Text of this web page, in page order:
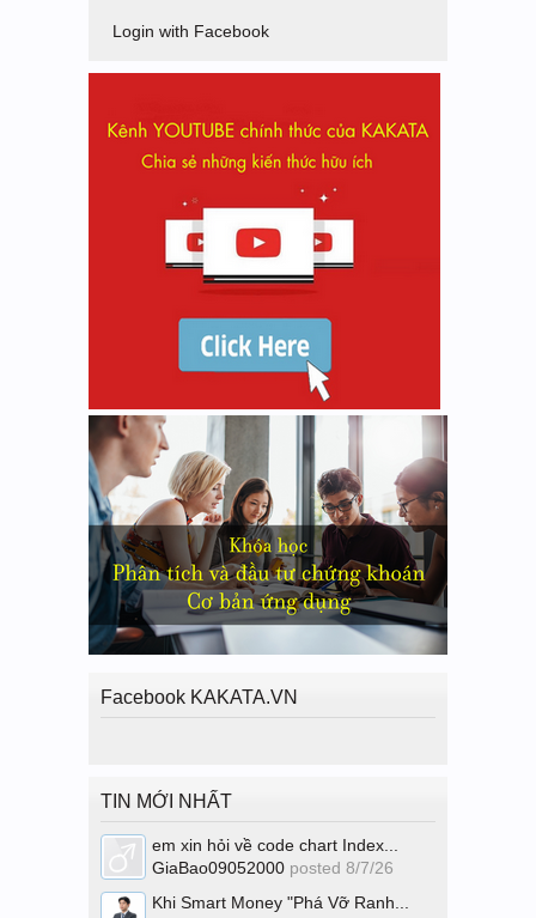
Login with Facebook
Facebook KAKATA.VN
TIN MỚI NHẤT
em xin hỏi về code chart Index...
GiaBao09052000 posted 8/7/26
Khi Smart Money "Phá Vỡ Ranh...